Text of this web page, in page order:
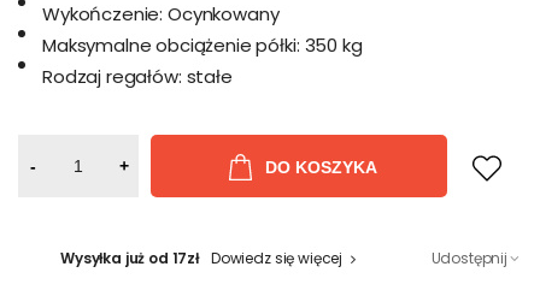
Wykończenie: Ocynkowany
Maksymalne obciążenie półki: 350 kg
Rodzaj regałów: stałe
- + DO KOSZYKA
Wysyłka już od 17zł Dowiedz się więcej Udostępnij